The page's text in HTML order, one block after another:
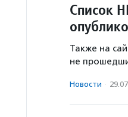
Список
Также на
не
Новости ·